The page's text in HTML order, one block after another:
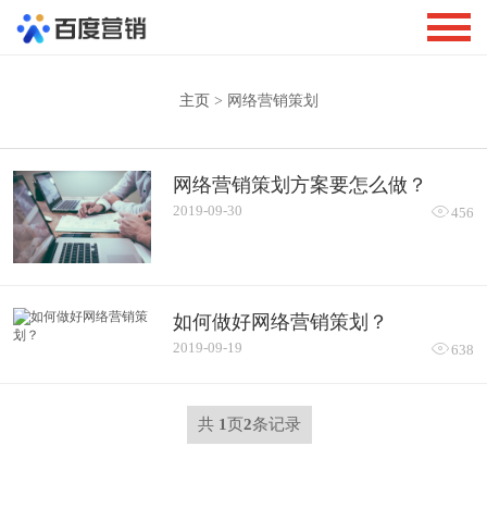
主页 > 网络营销策划
网络营销策划方案要怎么做？
2019-09-30 456
如何做好网络营销策划？
2019-09-19 638
共 1页2条记录